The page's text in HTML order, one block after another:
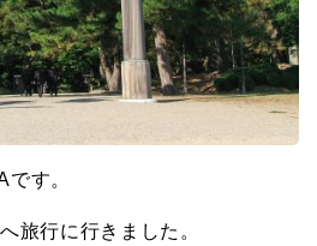
す。
旅行に行きました。